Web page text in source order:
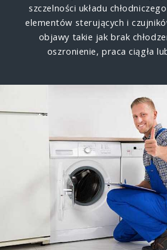
szczelności układu
elementów sterujących i
objawy takie jak brak
oszronienie, praca ciągła